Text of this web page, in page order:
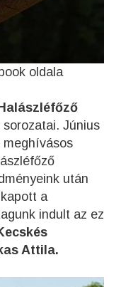
oldala
sorozatai. Június
meghívásos
után
a
indult az ez
Attila.